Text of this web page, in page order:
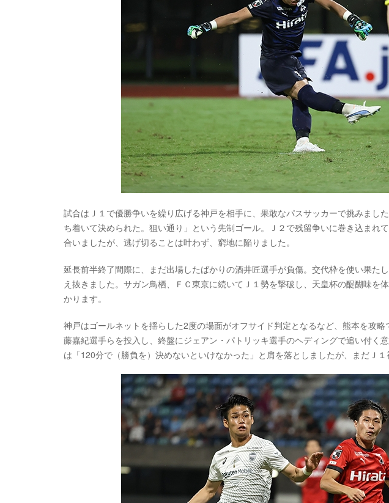
試合はＪ１で優勝争いを繰り広げる神戸を相手に、果敢なパスサッカーで挑みまし
ち着いて決められた。狙い通り」という先制ゴール。Ｊ２で残留争いに巻き込まれ
合いましたが、逃げ切ることは叶わず、窮地に陥りました。
延長前半終了間際に、まだ出場したばかりの酒井匠選手が負傷。交代枠を使い果た
え抜きました。サガン鳥栖、ＦＣ東京に続いてＪ１勢を撃破し、天皇杯の醍醐味を
かります。
神戸はゴールネットを揺らした2度の場面がオフサイド判定となるなど、熊本を攻
藤嘉紀選手らを投入し、終盤にジェアン・パトリッキ選手のヘディングで追い付く
は「120分で（勝負を）決めないといけなかった」と肩を落としましたが、まだＪ１